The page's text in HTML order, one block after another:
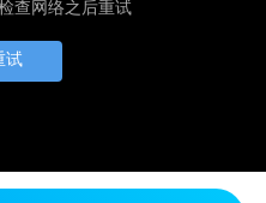
查网络之后重试
试